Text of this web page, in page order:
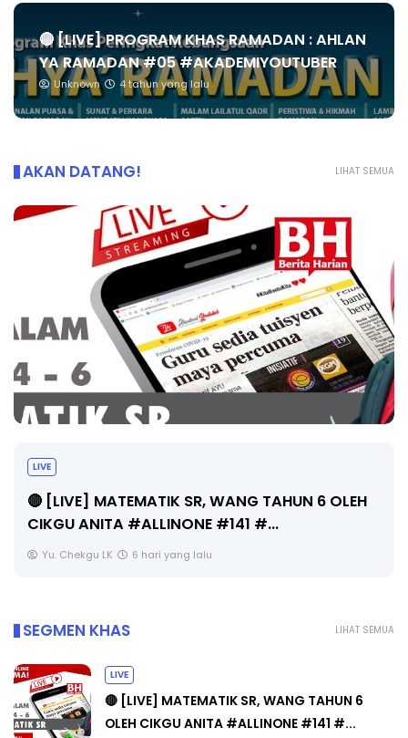
🔴 [LIVE] PROGRAM KHAS RAMADAN : AHLAN
YA RAMADAN #05 #AKADEMIYOUTUBER
Unknown 4 tahun yang lalu
LIHAT SEMUA
AKAN DATANG!
LIVE
🔴 [LIVE] MATEMATIK SR, WANG TAHUN 6 OLEH
CIKGU ANITA #ALLINONE #141 #...
Yu. Chekgu LK 6 hari yang lalu
LIHAT SEMUA
SEGMEN KHAS
LIVE
🔴 [LIVE] MATEMATIK SR, WANG TAHUN 6
OLEH CIKGU ANITA #ALLINONE #141 #...